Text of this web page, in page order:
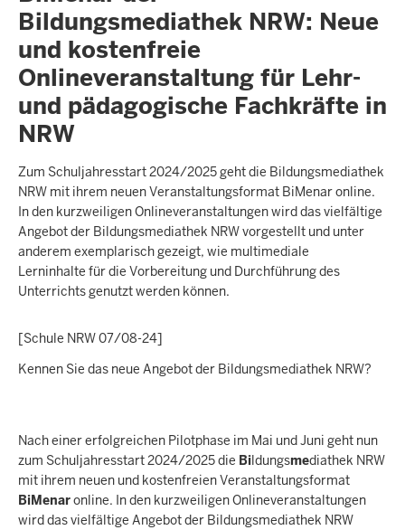
Bildungsmediathek NRW: Neue
und kostenfreie
Onlineveranstaltung für Lehr-
und pädagogische Fachkräfte in
NRW
Zum Schuljahresstart 2024/2025 geht die Bildungsmediathek
NRW mit ihrem neuen Veranstaltungsformat BiMenar online.
In den kurzweiligen Onlineveranstaltungen wird das vielfältige
Angebot der Bildungsmediathek NRW vorgestellt und unter
anderem exemplarisch gezeigt, wie multimediale
Lerninhalte für die Vorbereitung und Durchführung des
Unterrichts genutzt werden können.
[Schule NRW 07/08-24]
Kennen Sie das neue Angebot der Bildungsmediathek NRW?
Nach einer erfolgreichen Pilotphase im Mai und Juni geht nun
zum Schuljahresstart 2024/2025 die Bildungsmediathek NRW
mit ihrem neuen und kostenfreien Veranstaltungsformat
BiMenaronline. In den kurzweiligen Onlineveranstaltungen
wird das vielfältige Angebot der Bildungsmediathek NRW